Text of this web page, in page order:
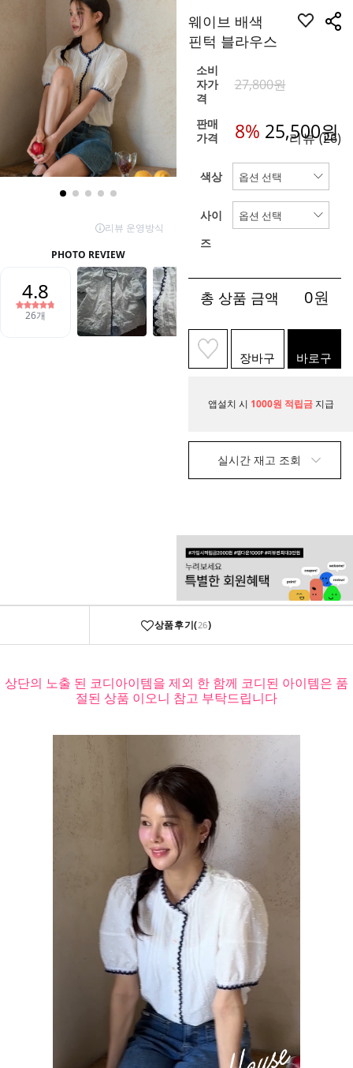
웨이브 배색
핀턱 블라우스
소비
자가
격
27,800원
판매
가격
8% 25,500원
리뷰(26)
색상
사이
즈
총 상품 금액 0원
장바구
니
바로구
매
앱설치 시 1000원 적립금 지급
실시간 재고 조회
상품후기(26)
상단의 노출 된 코디아이템을 제외 한 함께 코디된 아이템은 품
절된 상품 이오니 참고 부탁드립니다